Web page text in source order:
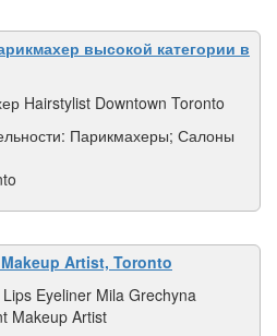
высокой категории в
Hairstylist Downtown Toronto
Парикмахеры; Салоны
Artist, Toronto
Eyeliner Mila Grechyna
Makeup Artist